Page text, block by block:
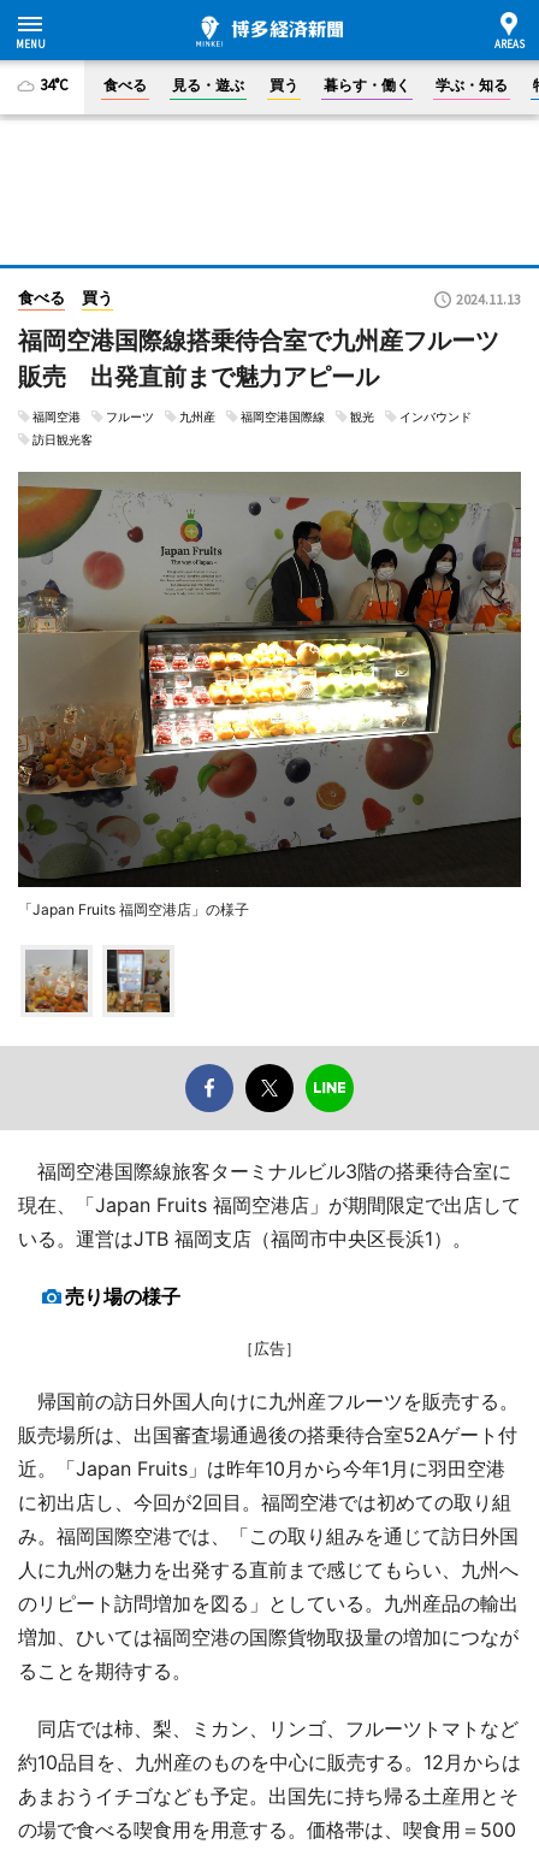
34°C 食べる 見る・遊ぶ 買う 暮らす・働く 学ぶ・知る
食べる 買う 2024.11.13
福岡空港国際線搭乗待合室で九州産フルーツ
販売 出発直前まで魅力アピール
福岡空港 フルーツ 九州産 福岡空港国際線 観光
インバウンド
訪日観光客
「Japan Fruits 福岡空港店」の様子
福岡空港国際線旅客ターミナルビル3階の搭乗待合室に
現在、「Japan Fruits 福岡空港店」が期間限定で出店して
いる。運営はJTB 福岡支店（福岡市中央区長浜1）。
売り場の様子
［広告］
帰国前の訪日外国人向けに九州産フルーツを販売する。
販売場所は、出国審査場通過後の搭乗待合室52Aゲート付
近。「Japan Fruits」は昨年10月から今年1月に羽田空港
に初出店し、今回が2回目。福岡空港では初めての取り組
み。福岡国際空港では、「この取り組みを通じて訪日外国
人に九州の魅力を出発する直前まで感じてもらい、九州へ
のリピート訪問増加を図る」としている。九州産品の輸出
増加、ひいては福岡空港の国際貨物取扱量の増加につなが
ることを期待する。
同店では柿、梨、ミカン、リンゴ、フルーツトマトなど
約10品目を、九州産のものを中心に販売する。12月からは
あまおうイチゴなども予定。出国先に持ち帰る土産用とそ
の場で食べる喫食用を用意する。価格帯は、喫食用＝500